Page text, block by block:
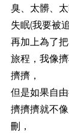
臭、太髒、
失眠(我要被
再加上為了
旅程，我像
擠擠，
但是如果自
擠擠擠就不
刪，